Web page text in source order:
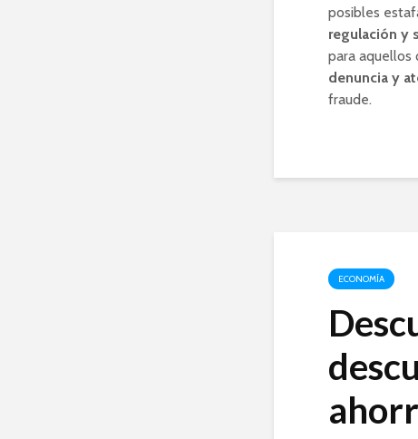
posibles
regulación y
para aquellos
denuncia y
fraude.
ECONOMÍA